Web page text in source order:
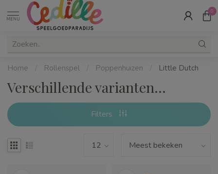
MENU
0
Home / Rollenspel / Poppenhuizen / Little Dutch
Verschillende varianten...
Filters